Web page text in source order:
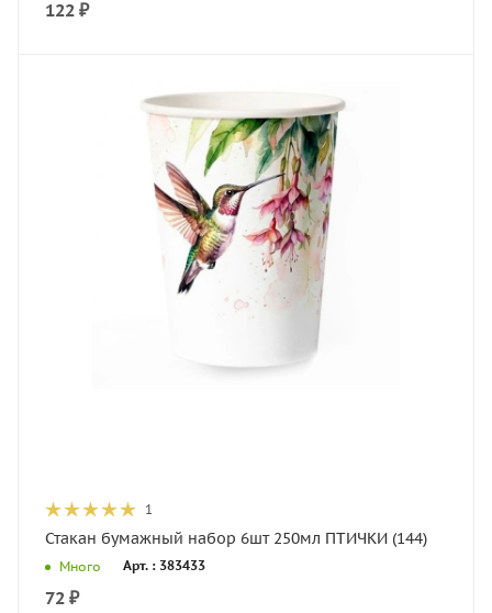
122 ₽
1
Стакан бумажный набор 6шт 250мл ПТИЧКИ (144)
Много Арт. : 383433
72 ₽